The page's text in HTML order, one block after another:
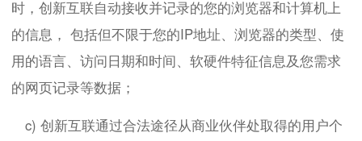
时，创新互联自动接收并记录的您的浏览器和计算机上
的信息， 包括但不限于您的IP地址、浏览器的类型、使
用的语言、访问日期和时间、软硬件特征信息及您需求
的网页记录等数据；
c) 创新互联通过合法途径从商业伙伴处取得的用户个